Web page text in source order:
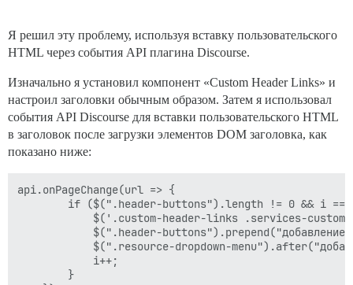
Я решил эту проблему, используя вставку пользовательского
HTML через события API плагина Discourse.
Изначально я установил компонент «Custom Header Links» и
настроил заголовки обычным образом. Затем я использовал
события API Discourse для вставки пользовательского HTML
в заголовок после загрузки элементов DOM заголовка, как
показано ниже:
api.onPageChange(url => {
$('.custom-header-links .services-
$(".header-buttons").prepend("добавление
$(".resource-dropdown-
            i++;
        }